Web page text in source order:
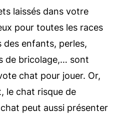
laissés dans votre
pour toutes les races
des enfants, perles,
de bricolage,… sont
chat pour jouer. Or,
le chat risque de
peut aussi présenter